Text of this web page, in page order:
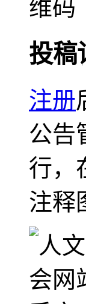
投稿
注册
公告
行，
注释